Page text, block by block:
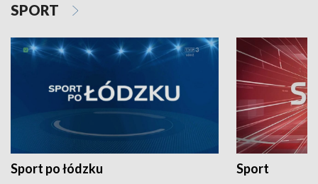
SPORT
Sport po łódzku Sport